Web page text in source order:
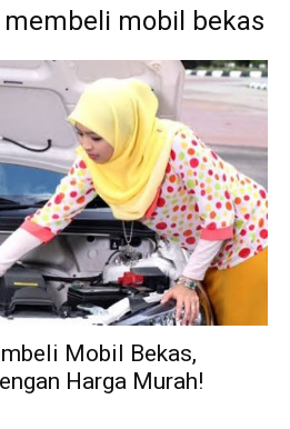
membeli mobil bekas
Mobil Bekas,
Harga Murah!